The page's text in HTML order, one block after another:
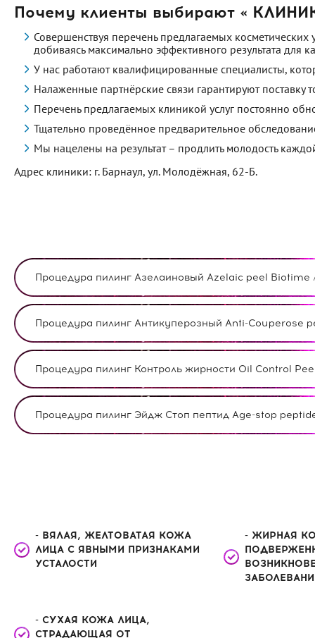
Почему клиенты выбирают «
Совершенствуя перечень предлагаемых
добиваясь максимально эффективного результата для
У нас работают квалифицированные специалисты,
Налаженные партнёрские связи гарантируют
Перечень предлагаемых клиникой услуг постоянно
Тщательно проведённое предварительное
Мы нацелены на результат – продлить молодость
Адрес клиники: г. Барнаул, ул. Молодёжная, 62-Б.
Процедура пилинг Азелаиновый Azelaic peel
Процедура пилинг Антикуперозный Anti-Couperose
Процедура пилинг Контроль жирности Oil Control
Процедура пилинг Эйдж Стоп пептид Age-stop
- ВЯЛАЯ, ЖЕЛТОВАТАЯ КОЖА
ЛИЦА С ЯВНЫМИ ПРИЗНАКАМИ
УСТАЛОСТИ
- ЖИРНАЯ
- СУХАЯ КОЖА ЛИЦА,
СТРАДАЮЩАЯ ОТ